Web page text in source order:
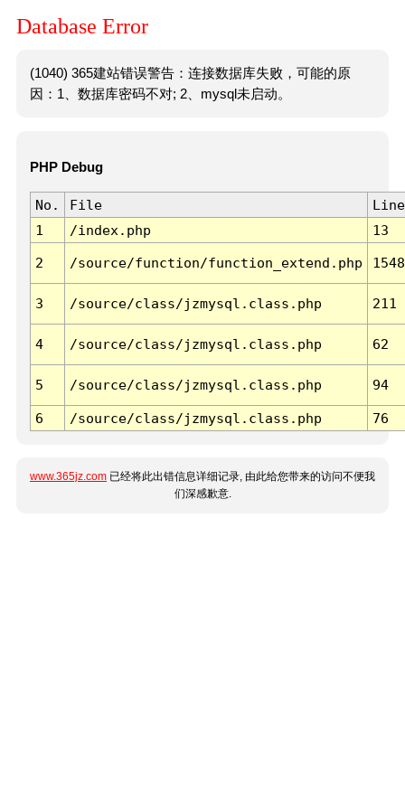
Database Error
(1040) 365建站错误警告：连接数据库失败，可能的原
因：1、数据库密码不对; 2、mysql未启动。
PHP Debug
No. File
Line
1
/index.php 13
2 /source/function/function_extend.php 1548
3 /source/class/jzmysql.class.php 211
4 /source/class/jzmysql.class.php 62
5 /source/class/jzmysql.class.php 94
6 /source/class/jzmysql.class.php 76
www.365jz.com 已经将此出错信息详细记录, 由此给您带来的访问不便我
们深感歉意.